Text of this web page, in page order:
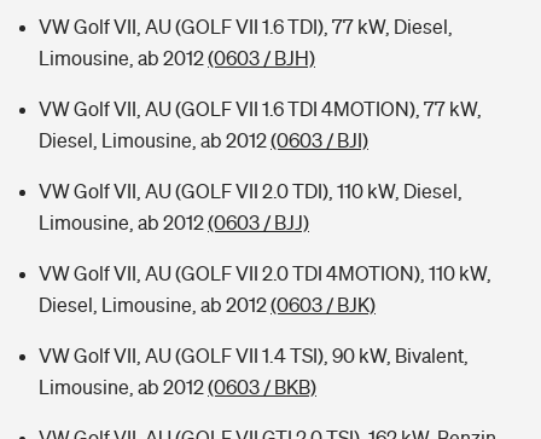
VW Golf VII, AU (GOLF VII 1.6 TDI), 77 kW, Diesel,
Limousine, ab 2012(0603 / BJH)
VW Golf VII, AU (GOLF VII 1.6 TDI 4MOTION), 77 kW,
Diesel, Limousine, ab 2012(0603 / BJI)
VW Golf VII, AU (GOLF VII 2.0 TDI), 110 kW, Diesel,
Limousine, ab 2012(0603 / BJJ)
VW Golf VII, AU (GOLF VII 2.0 TDI 4MOTION), 110 kW,
Diesel, Limousine, ab 2012(0603 / BJK)
VW Golf VII, AU (GOLF VII 1.4 TSI), 90 kW, Bivalent,
Limousine, ab 2012(0603 / BKB)